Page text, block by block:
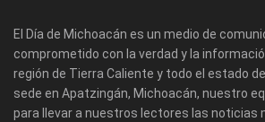
El Día de Michoacán es un medio de
comprometido con la verdad y la
región de Tierra Caliente y todo el estado
sede en Apatzingán, Michoacán, nuestro
para llevar a nuestros lectores las noticias